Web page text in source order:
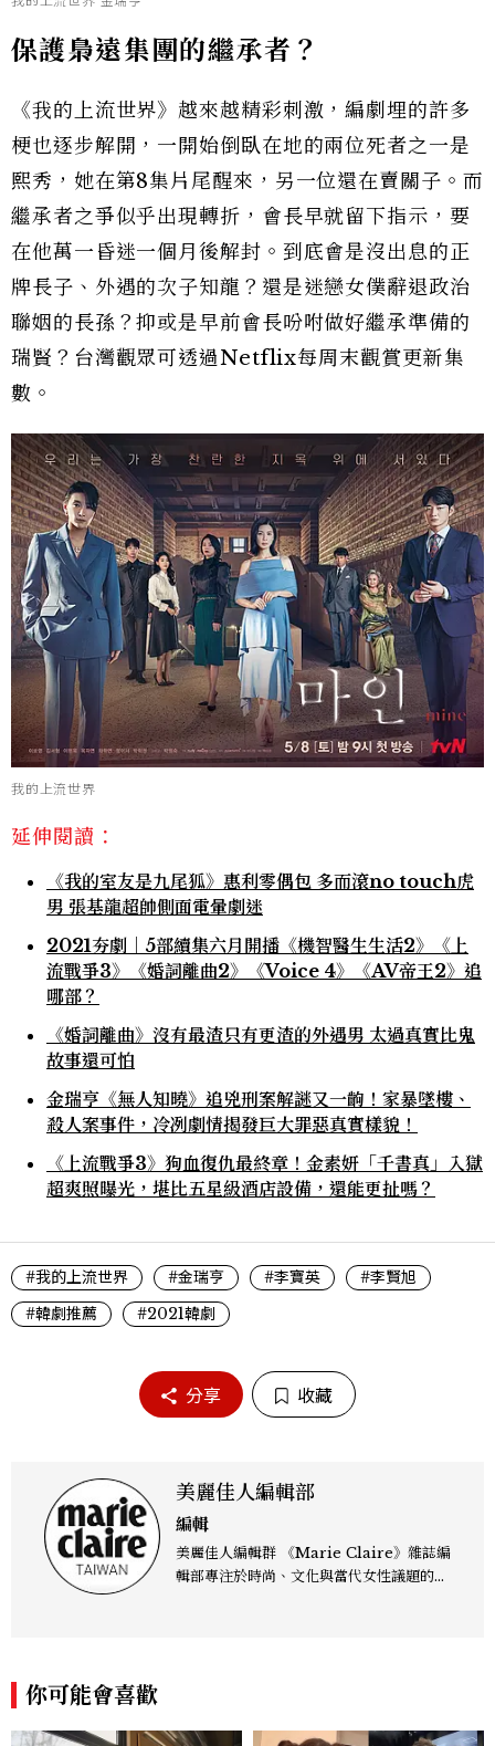
保護梟遠集團的繼承者？
《我的上流世界》越來越精彩刺激，編劇埋的許多
梗也逐步解開，一開始倒臥在地的兩位死者之一是
熙秀，她在第8集片尾醒來，另一位還在賣關子。而
繼承者之爭似乎出現轉折，會長早就留下指示，要
在他萬一昏迷一個月後解封。到底會是沒出息的正
牌長子、外遇的次子知龍？還是迷戀女僕辭退政治
聯姻的長孫？抑或是早前會長吩咐做好繼承準備的
瑞賢？台灣觀眾可透過Netflix每周末觀賞更新集
數。
我的上流世界
延伸閱讀：
《我的室友是九尾狐》惠利零偶包 多而滾no touch虎
男 張基龍超帥側面電暈劇迷
2021夯劇｜5部續集六月開播《機智醫生生活2》《上
流戰爭3》《婚詞離曲2》《Voice 4》《AV帝王2》追
哪部？
《婚詞離曲》沒有最渣只有更渣的外遇男 太過真實比鬼
故事還可怕
金瑞亨《無人知曉》追兇刑案解謎又一齣！家暴墜樓、
殺人案事件，冷冽劇情揭發巨大罪惡真實樣貌！
《上流戰爭3》狗血復仇最終章！金素妍「千書真」入獄
超爽照曝光，堪比五星級酒店設備，還能更扯嗎？
#我的上流世界 #金瑞亨 #李寶英
#李賢旭
#韓劇推薦
#2021韓劇
分享 收藏
美麗佳人編輯部
編輯
美麗佳人編輯群 《Marie Claire》雜誌編
輯部專注於時尚、文化與當代女性議題的深
度的內容。 《Marie Claire》始終以敏銳
你可能會喜歡